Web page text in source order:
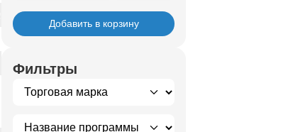
Добавить в корзину
Фильтры